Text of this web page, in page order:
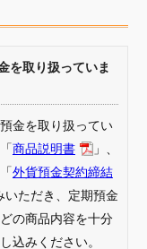
を取り扱っていま
金を取り扱ってい
商品説明書
」、
外貨預金契約締結
いただき、定期預金
の商品内容を十分
込みください。